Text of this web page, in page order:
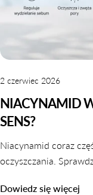
2 czerwiec 2026
NIACYNAMID
SENS?
Niacynamid coraz
oczyszczania.
Dowiedz się więcej